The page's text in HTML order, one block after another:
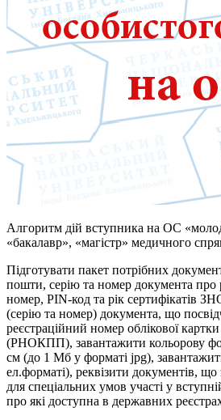
Алгоритм дій вступника на ОС
«бакалавр», «магістр» медичного
Підготувати пакет потрібних
пошти, серію та номер документа про
номер, PIN-код та рік сертифікатів
(серію та номер) документа, що
реєстраційний номер облікової
(РНОКПП), завантажити кольорову
см (до 1 Мб у форматі jpg),
ел.форматі), реквізити документів, що
для спеціальних умов участі у
про які доступна в державних